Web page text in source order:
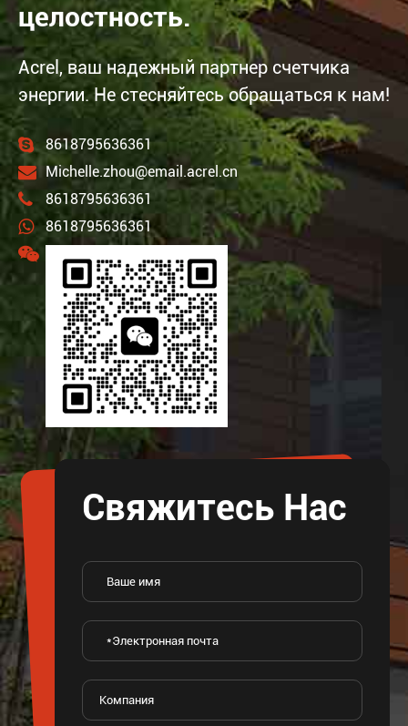
целостность.
Acrel, ваш надежный партнер счетчика
энергии. Не стесняйтесь обращаться к нам!
8618795636361
Michelle.zhou@email.acrel.cn
8618795636361
8618795636361
Свяжитесь Нас